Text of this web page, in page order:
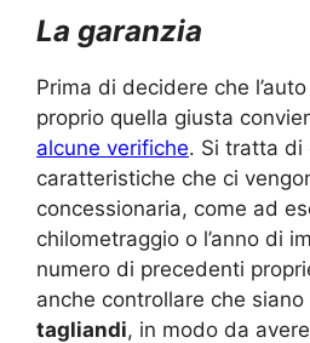
La garanzia
Prima di decidere che
proprio quella giusta
alcune verifiche. Si tratta di
caratteristiche che ci
concessionaria, come ad
chilometraggio o l’anno di
numero di precedenti
anche controllare che siano
tagliandi, in modo da